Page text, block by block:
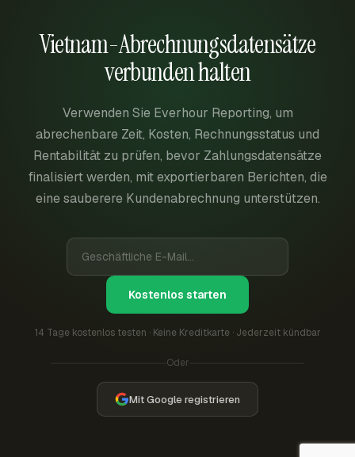
Vietnam-Abrechnungsdatensätze
verbunden halten
Verwenden Sie Everhour Reporting, um
abrechenbare Zeit, Kosten, Rechnungsstatus und
Rentabilität zu prüfen, bevor Zahlungsdatensätze
finalisiert werden, mit exportierbaren Berichten, die
eine sauberere Kundenabrechnung unterstützen.
Kostenlos starten
14 Tage kostenlos testen · Keine Kreditkarte · Jederzeit kündbar
Oder
Mit Google registrieren